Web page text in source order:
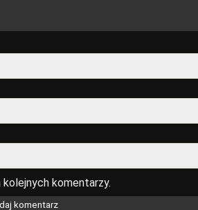
komentarzy.